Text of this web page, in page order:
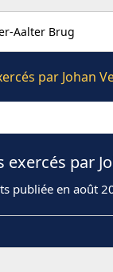
Aalter Brug
par Johan
par
publiée en août